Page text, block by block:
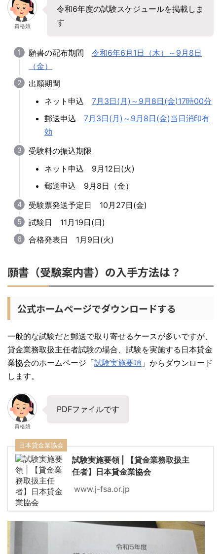
資格娘
令和6年度の試験スケジュールを掲載しま
す
願書の配布期間令和6年6月1日（木）～9月8日
（金）
出願期間
ネット申込7月3日(月)～9月8日(金)17時00分
郵送申込7月3日(月)～9月8日(金)当日消印有
効
受験料の振込期限
ネット申込 9月12日(火)
郵送申込 9月8日（金）
受験票発送予定日 10月27日(金)
試験日 11月19日(日)
合格発表日 1月9日(火)
願書（受験案内書）の入手方法は？
公式ホームページでダウンロードする
一般的な試験だと郵送で取り寄せるケースが多いですが、
貸金業務取扱主任者試験の場合、試験を実施する日本貸金
業協会のホームページ「試験実施要項 」からダウンロード
します。
資格娘
PDFファイルです
日本貸金業協会
試験実施要領 | 【貸金業務取扱主
任者】日本貸金業協会
www.j-fsa.or.jp